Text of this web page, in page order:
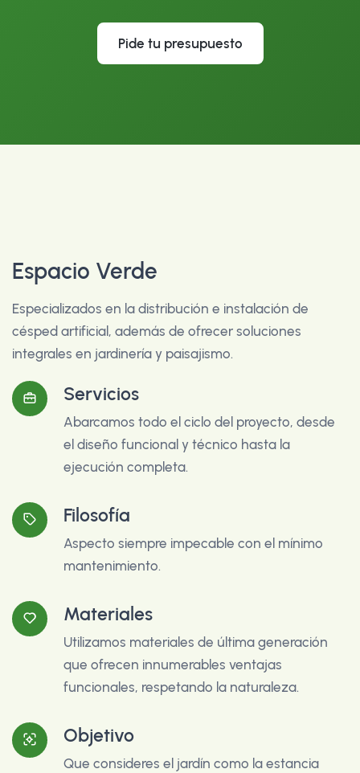
Pide tu presupuesto
Espacio Verde
Especializados en la distribución e instalación de
césped artificial, además de ofrecer soluciones
integrales en jardinería y paisajismo.
Servicios
Abarcamos todo el ciclo del proyecto, desde
el diseño funcional y técnico hasta la
ejecución completa.
Filosofía
Aspecto siempre impecable con el mínimo
mantenimiento.
Materiales
Utilizamos materiales de última generación
que ofrecen innumerables ventajas
funcionales, respetando la naturaleza.
Objetivo
Que consideres el jardín como la estancia